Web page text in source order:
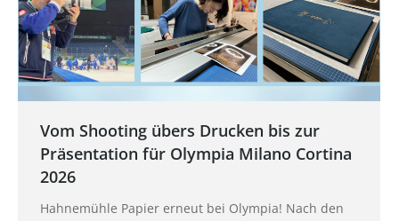
Vom Shooting übers Drucken bis zur
Präsentation für Olympia Milano Cortina
2026
Hahnemühle Papier erneut bei Olympia! Nach den